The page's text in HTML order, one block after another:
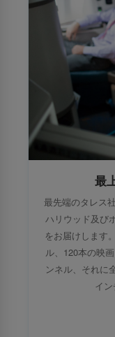
最
最先端のタレス
ハリウッド及び
をお届けします
ル、120本の映
ンネル、それに
イ